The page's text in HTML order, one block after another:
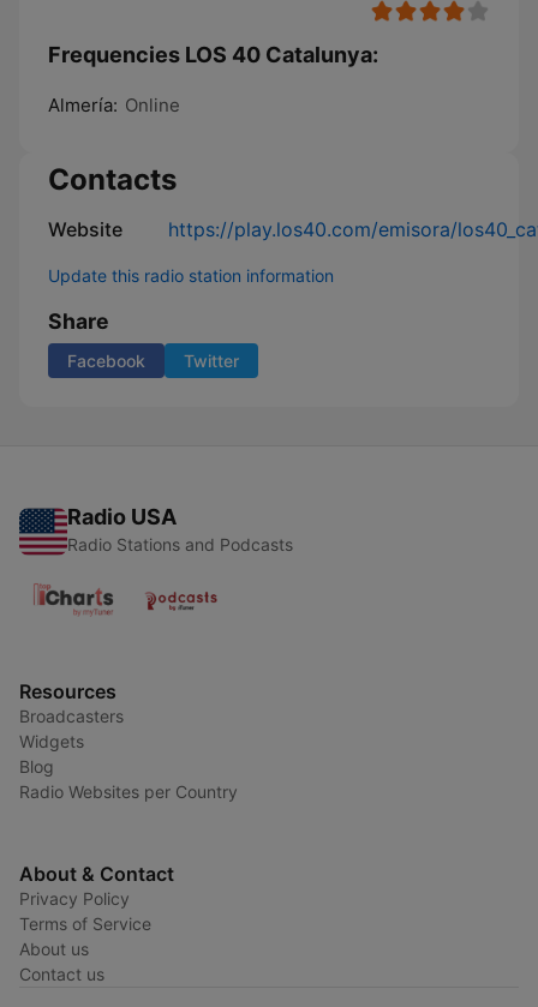
Frequencies LOS 40 Catalunya:
Almería: Online
Contacts
Website https://play.los40.com/emisora/
Update this radio station information
Share
Facebook Twitter
Radio USA
Radio Stations and Podcasts
Resources
Broadcasters
Widgets
Blog
Radio Websites per Country
About & Contact
Privacy Policy
Terms of Service
About us
Contact us